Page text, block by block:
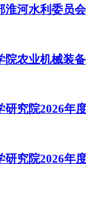
淮河水利委员
院农业机械装
研究院2026年
研究院2026年